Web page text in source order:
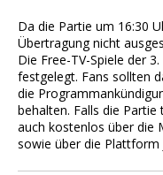
Da die Partie um 16:30
Übertragung nicht
Die Free-TV-Spiele der
festgelegt. Fans sollten
die
behalten. Falls die
auch kostenlos über die
sowie über die Plattform